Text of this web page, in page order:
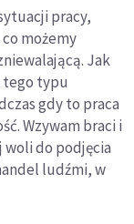
pracy,
możemy
Jak
tego typu
gdy to praca
Wzywam braci i
do podjęcia
ludźmi, w